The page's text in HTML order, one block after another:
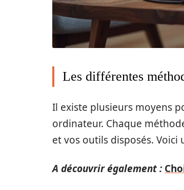
Les différentes
Il existe plusieurs moyens
ordinateur. Chaque
et vos outils disposés.
A découvrir également :